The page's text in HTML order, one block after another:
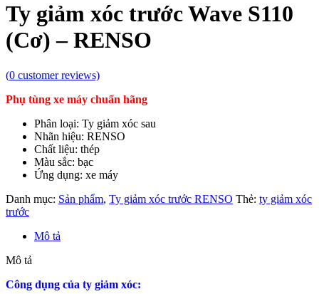
Ty giảm xóc trước Wave S110
(Cơ) – RENSO
(0 customer reviews)
Phụ tùng xe máy chuẩn hãng
Phân loại: Ty giảm xóc sau
Nhãn hiệu: RENSO
Chất liệu: thép
Màu sắc: bạc
Ứng dụng: xe máy
Danh mục: Sản phẩm, Ty giảm xóc trước RENSO Thẻ: ty giảm xóc
trước
Mô tả
Mô tả
Công dụng của ty giảm xóc: